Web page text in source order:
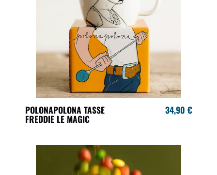
POLONAPOLONA TASSE
FREDDIE LE MAGIC
34,90 €